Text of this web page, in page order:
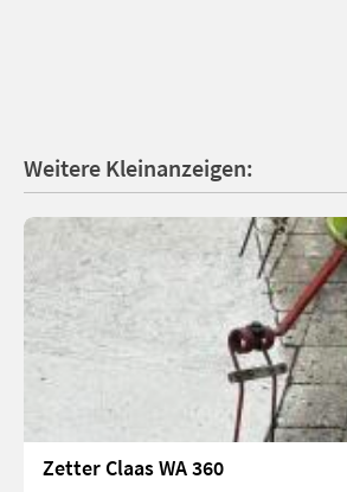
Weitere Kleinanzeigen:
Zetter Claas WA 360